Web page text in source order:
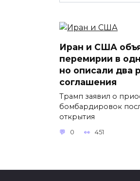
Иран и США
перемирии в
но описали два
соглашения
Трамп заявил о
бомбардировок
открытия
0 451